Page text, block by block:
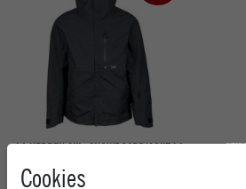
L1 HERREN SKI- SNOWBOARDJACKE L1
Cookies